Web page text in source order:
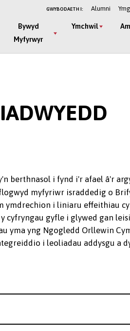
GWYBODAETH I: Alumni
Bywyd
Myfyrwyr
Ymchwil
berthnasol i fynd i'r afael â'r
myfyriwr israddedig o
ymdrechion i liniaru effeithiau
cyfryngau gyfle i glywed gan
yma yng Ngogledd Orllewin
i leoliadau addysgu a